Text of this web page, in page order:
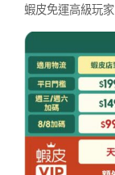
蝦皮免運高級玩家